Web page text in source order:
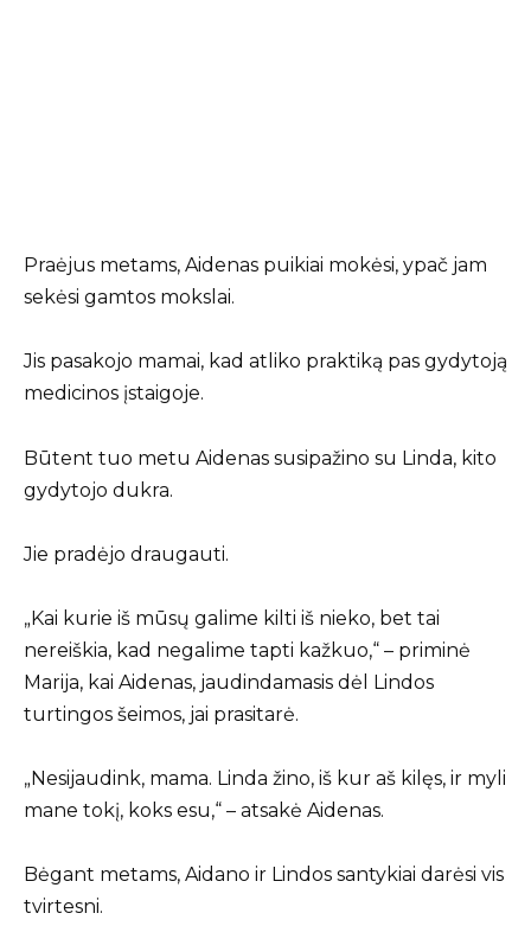
Praėjus metams, Aidenas puikiai mokėsi, ypač jam
sekėsi gamtos mokslai.
Jis pasakojo mamai, kad atliko praktiką pas gydytoją
medicinos įstaigoje.
Būtent tuo metu Aidenas susipažino su Linda, kito
gydytojo dukra.
Jie pradėjo draugauti.
„Kai kurie iš mūsų galime kilti iš nieko, bet tai
nereiškia, kad negalime tapti kažkuo,“ – priminė
Marija, kai Aidenas, jaudindamasis dėl Lindos
turtingos šeimos, jai prasitarė.
„Nesijaudink, mama. Linda žino, iš kur aš kilęs, ir myli
mane tokį, koks esu,“ – atsakė Aidenas.
Bėgant metams, Aidano ir Lindos santykiai darėsi vis
tvirtesni.